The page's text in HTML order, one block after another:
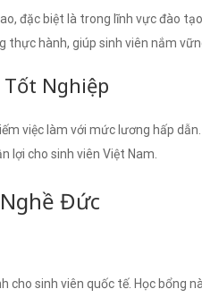
đặc biệt là trong lĩnh vực đào
hành, giúp sinh viên nắm
Tốt Nghiệp
việc làm với mức lương hấp
lợi cho sinh viên Việt Nam.
Đức
cho sinh viên quốc tế. Học bổng